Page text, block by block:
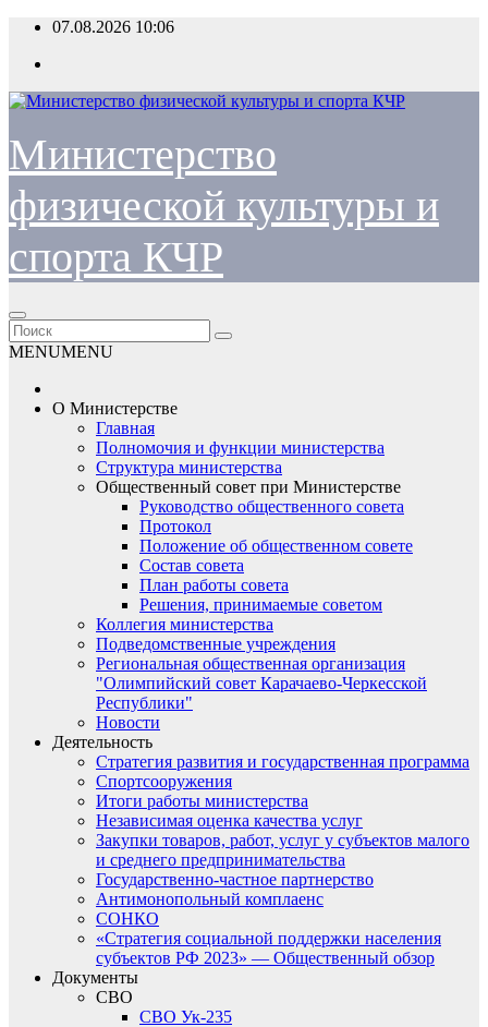
Перейти
содержимому
07.08.2026 10:06
Министерство
физической культуры и
спорта КЧР
MENUMENU
О Министерстве
Главная
Полномочия и функции министерства
Структура министерства
Общественный совет при Министерстве
Руководство общественного совета
Протокол
Положение об общественном совете
Состав совета
План работы совета
Решения, принимаемые советом
Коллегия министерства
Подведомственные учреждения
Региональная общественная организация
"Олимпийский совет Карачаево-Черкесской
Республики"
Новости
Деятельность
Стратегия развития и государственная программа
Спортсооружения
Итоги работы министерства
Независимая оценка качества услуг
Закупки товаров, работ, услуг у субъектов малого
и среднего предпринимательства
Государственно-частное партнерство
Антимонопольный комплаенс
СОНКО
«Стратегия социальной поддержки населения
субъектов РФ 2023» — Общественный обзор
Документы
СВО
СВО Ук-235